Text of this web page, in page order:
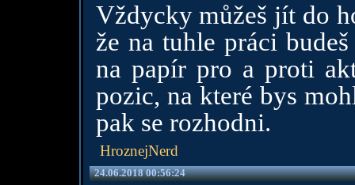
Vždycky můžeš jít do
že na tuhle práci
na papír pro a proti
pozic, na které bys
pak se rozhodni.
HroznejNerd
24.06.2018 00:56:24